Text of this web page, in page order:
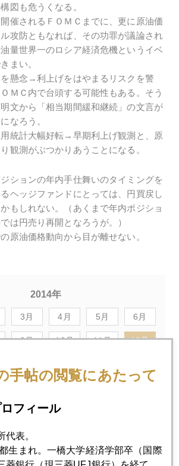
図も危うくなる。
催されるＦＯＭＣまでに、更に原油価
攻防ともなれば、その功罪が議論され
量世界一のロシア経済危機というイベ
まい。
懸念→利上げをはやまるリスクを警
ＭＣ内で台頭する可能性もある。そう
文から「相当期間緩和継続」の文言が
なろう。
統計大幅好転→早期利上げ観測と、原
観測がぶつかりあうことになる。
ションの年内手仕舞いのタイミングを
ヘッジファンドにとっては、円買戻し
もしれない。（あくまで年内ポジショ
は円売り再開となろうが。）
原油価格動向から目が離せない。
2014年
3月 4月 5月 6月
9月 10月 11月 12月
が日本売り誘発か
資質は？
手帖の閲覧にあたって
フィール
代表。
生まれ。一橋大学経済学部卒（国際